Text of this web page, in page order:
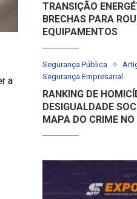
a
TRANSIÇÃO
BRECHAS PARA
EQUIPAMENTOS
Segurança Pública
Segurança Empresarial
RANKING DE
DESIGUALDADE
MAPA DO CRIME NO